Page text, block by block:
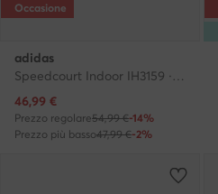
Occasione
adidas
Speedcourt Indoor IH3159 · Scarpe indoor
Prezzo attuale
46,99 €
Prezzo regolare54,99 €-14%
Prezzo più basso47,99 €-2%